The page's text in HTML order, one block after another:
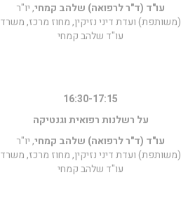
עו"ד (ד"ר לרפואה) שלהב קמחי, יו"ר
(משותפת) ועדת דיני נזיקין, מחוז מרכז, משרד
עו"ד שלהב קמחי
16:30-17:15
על רשלנות רפואית וגנטיקה
עו"ד (ד"ר לרפואה) שלהב קמחי, יו"ר
(משותפת) ועדת דיני נזיקין, מחוז מרכז, משרד
עו"ד שלהב קמחי